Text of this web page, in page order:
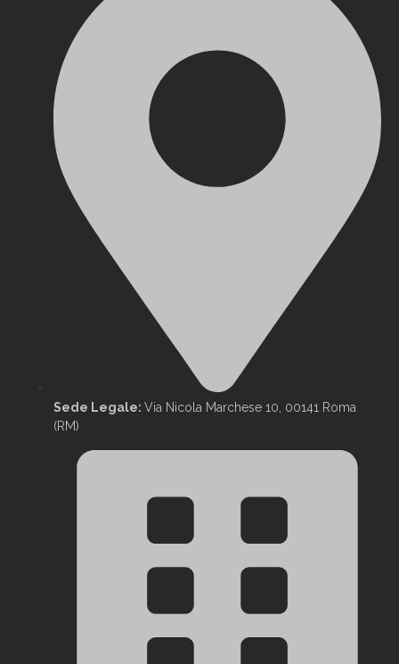
Sede Legale: Via Nicola Marchese 10, 00141 Roma
(RM)